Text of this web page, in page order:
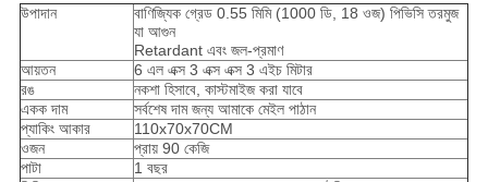
উপাদান
বাণিজ্যিক গ্রেড 0.55 মিমি (1000 ডি, 18 ওজ) পিভিসি তরমুজ
যা আগুন
Retardant এবং জল-প্রমাণ
আয়তন
6 এল এক্স 3 এক্স এক্স 3 এইচ মিটার
রঙ
নকশা হিসাবে, কাস্টমাইজ করা যাবে
একক দাম
সর্বশেষ দাম জন্য আমাকে মেইল ​​পাঠান
প্যাকিং আকার
110x70x70CM
ওজন
প্রায় 90 কেজি
পাটা
1 বছর